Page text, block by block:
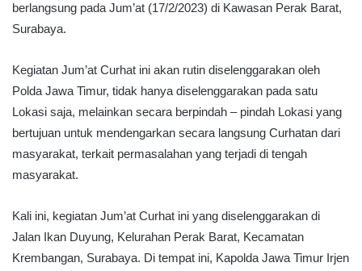
berlangsung pada Jum’at (17/2/2023) di Kawasan Perak Barat,
Surabaya.
Kegiatan Jum’at Curhat ini akan rutin diselenggarakan oleh
Polda Jawa Timur, tidak hanya diselenggarakan pada satu
Lokasi saja, melainkan secara berpindah – pindah Lokasi yang
bertujuan untuk mendengarkan secara langsung Curhatan dari
masyarakat, terkait permasalahan yang terjadi di tengah
masyarakat.
Kali ini, kegiatan Jum’at Curhat ini yang diselenggarakan di
Jalan Ikan Duyung, Kelurahan Perak Barat, Kecamatan
Krembangan, Surabaya. Di tempat ini, Kapolda Jawa Timur Irjen